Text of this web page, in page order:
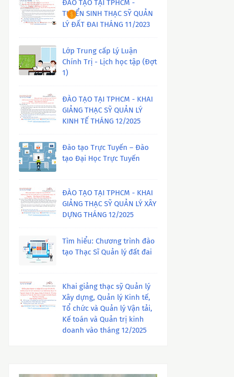
ĐÀO TẠO TẠI TPHCM -
TUYỂN SINH THẠC SỸ QUẢN
LÝ ĐẤT ĐAI THÁNG 11/2023
Lớp Trung cấp Lý Luận
Chính Trị - Lịch học tập (Đợt
1)
ĐÀO TẠO TẠI TPHCM - KHAI
GIẢNG THẠC SỸ QUẢN LÝ
KINH TẾ THÁNG 12/2025
Đào tạo Trực Tuyến – Đào
tạo Đại Học Trực Tuyến
ĐÀO TẠO TẠI TPHCM - KHAI
GIẢNG THẠC SỸ QUẢN LÝ XÂY
DỰNG THÁNG 12/2025
Tìm hiểu: Chương trình đào
tạo Thạc Sĩ Quản lý đất đai
Khai giảng thạc sỹ Quản lý
Xây dựng, Quản lý Kinh tế,
Tổ chức và Quản lý Vận tải,
Kế toán và Quản trị kinh
doanh vào tháng 12/2025